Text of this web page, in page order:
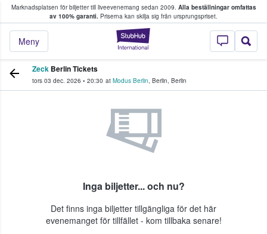
Marknadsplatsen för biljetter till liveevenemang sedan 2009. Alla beställningar omfattas
av 100% garanti. Priserna kan skilja sig från ursprungspriset.
StubHub – där
Meny
köper och säljer biljetter.
Zeck Berlin Tickets
tors 03 dec. 2026 • 20:30 at Modus Berlin, Berlin, Berlin
Inga biljetter... och nu?
Det finns inga biljetter tillgängliga för det här
evenemanget för tillfället - kom tillbaka senare!